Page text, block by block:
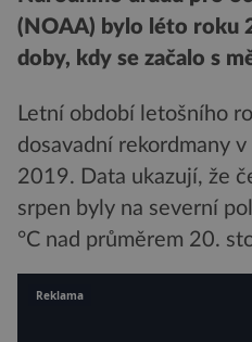
(NOAA) bylo léto roku
doby, kdy se začalo s
Letní období letošního
dosavadní rekordmany
2019. Data ukazují, že
srpen byly na severní
°C nad průměrem 20.
Reklama